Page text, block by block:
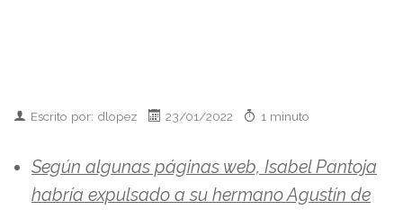
Escrito por: dlopez 23/01/2022 1 minuto
Según algunas páginas web, Isabel Pantoja
habría expulsado a su hermano Agustín de